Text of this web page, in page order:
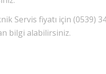
Servis fiyatı için (0539)
bilgi alabilirsiniz.